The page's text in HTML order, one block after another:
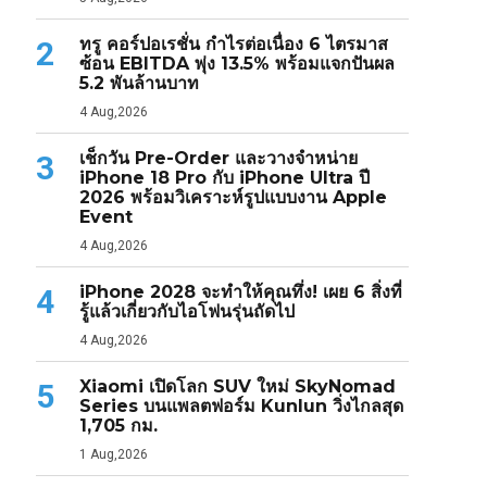
2
ทรู คอร์ปอเรชั่น กำไรต่อเนื่อง 6 ไตรมาส
ซ้อน EBITDA พุ่ง 13.5% พร้อมแจกปันผล
5.2 พันล้านบาท
4 Aug,2026
3
เช็กวัน Pre-Order และวางจำหน่าย
iPhone 18 Pro กับ iPhone Ultra ปี
2026 พร้อมวิเคราะห์รูปแบบงาน Apple
Event
4 Aug,2026
4
iPhone 2028 จะทำให้คุณทึ่ง! เผย 6 สิ่งที่
รู้แล้วเกี่ยวกับไอโฟนรุ่นถัดไป
4 Aug,2026
5
Xiaomi เปิดโลก SUV ใหม่ SkyNomad
Series บนแพลตฟอร์ม Kunlun วิ่งไกลสุด
1,705 กม.
1 Aug,2026